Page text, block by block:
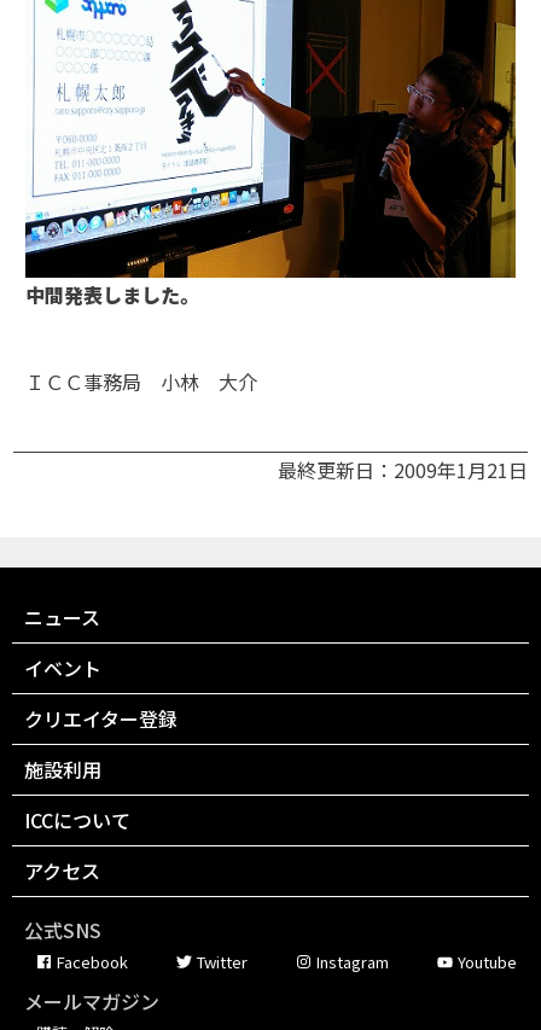
中間発表しました。
ＩＣＣ事務局 小林 大介
最終更新日：2009年1月21日
ニュース
イベント
クリエイター登録
施設利用
ICCについて
アクセス
公式SNS
Facebook Twitter Instagram Youtube
メールマガジン